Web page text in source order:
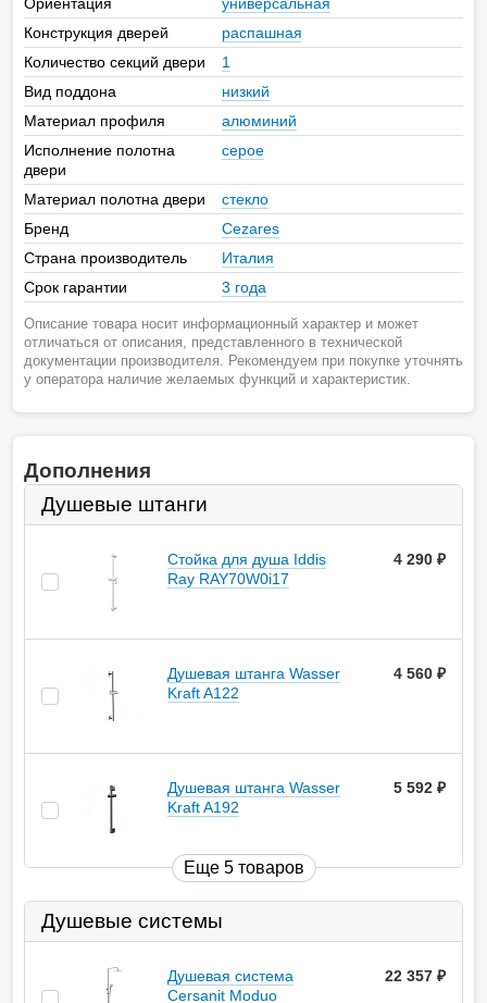
Ориентация
универсальная
Конструкция дверей
распашная
Количество секций двери
1
Вид поддона
низкий
Материал профиля
алюминий
Исполнение полотна
двери
серое
Материал полотна двери
стекло
Бренд
Cezares
Страна производитель
Италия
Срок гарантии
3 года
Описание товара носит информационный характер и может
отличаться от описания, представленного в технической
документации производителя. Рекомендуем при покупке уточнять
у оператора наличие желаемых функций и характеристик.
Дополнения
Душевые штанги
Стойка для душа Iddis
Ray RAY70W0i17
4 290
Душевая штанга Wasser
Kraft A122
4 560
Душевая штанга Wasser
Kraft A192
5 592
Еще 5 товаров
Душевые системы
Душевая система
Cersanit Moduo
22 357